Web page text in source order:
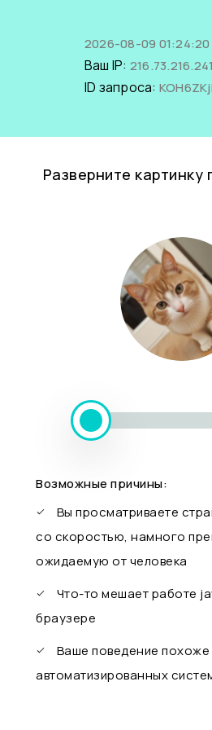
2026-08-09 01:24:20
Ваш IP: 216.73.216.241
ID запроса:
Разверните картинку
Возможные причины:
Вы просматриваете
со скоростью, намного
ожидаемую от человека
Что-то мешает работе
браузере
Ваше поведение похоже
автоматизированных